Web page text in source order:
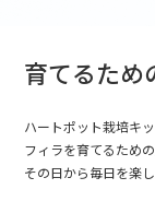
育てるため
ハートポット栽培キ
フィラを育てるため
その日から毎日を楽